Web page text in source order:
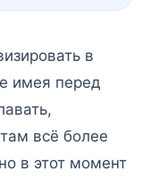
в
имея перед
всё более
в этот момент